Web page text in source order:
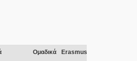
Ομαδικά Erasmus